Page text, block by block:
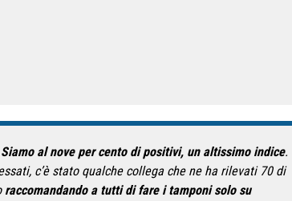
al nove per cento di positivi, un altissimo indice.
c’è stato qualche collega che ne ha rilevati 70 di
raccomandando a tutti di fare i tamponi solo su